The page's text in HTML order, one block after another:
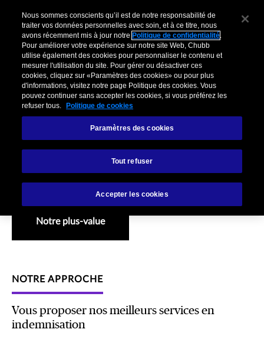
L'expérience de notre
service indemnisation
Notre plus-value
NOTRE APPROCHE
Vous proposer nos meilleurs services en
indemnisation
Nous sommes conscients qu’il est de notre responsabilité de
traiter vos données personnelles avec soin, et à ce titre, nous
avons récemment mis à jour notre Politique de confidentialité.
Pour améliorer votre expérience sur notre site Web, Chubb
utilise également des cookies pour personnaliser le contenu et
mesurer l'utilisation du site. Pour gérer ou désactiver ces
cookies, cliquez sur «Paramètres des cookies» ou pour plus
d'informations, visitez notre page Politique des cookies. Vous
pouvez continuer sans accepter les cookies, si vous préférez les
refuser tous.
Politique de cookies
Paramètres des cookies
Tout refuser
Accepter les cookies